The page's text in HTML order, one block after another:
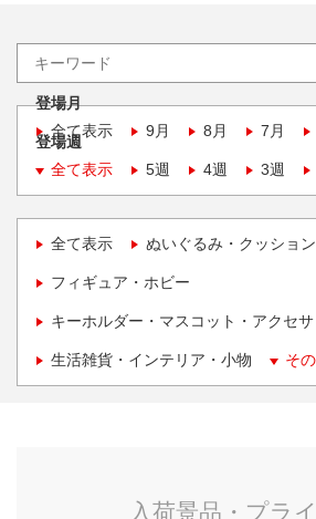
登場月
全て表示
9月 8月 7月
登場週
全て表示
5週 4週 3週
全て表示 ぬいぐるみ・クッション
フィギュア・ホビー
キーホルダー・マスコット・アクセ
生活雑貨・インテリア・小物 そ